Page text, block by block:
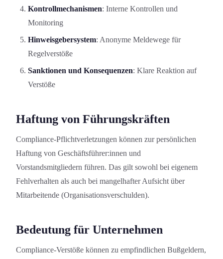
Kontrollmechanismen: Interne Kontrollen und
Monitoring
Hinweisgebersystem: Anonyme Meldewege für
Regelverstöße
Sanktionen und Konsequenzen: Klare Reaktion auf
Verstöße
Haftung von Führungs­kräften
Compliance-Pflichtverletzung­en können zur persönlichen
Haftung von Geschäftsführer:innen und
Vorstandsmitgliedern führen. Das gilt sowohl bei eigenem
Fehlverhalten als auch bei mangelhafter Aufsicht über
Mitarbeitende (Organis­ations­verschulden).
Bedeutung für Unternehmen
Compliance-Verstöße können zu empfindlichen Bußgeldern,